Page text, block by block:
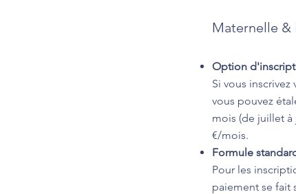
Maternelle &
Option
Si vous
vous pouvez
mois (de juillet
€/mois.
Formule
Pour les
paiement se fait